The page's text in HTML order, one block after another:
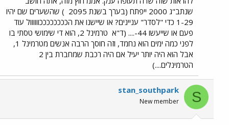
שנתב"ג 2000 ייפתח (בערך בשנת 2095
) שהשערים שם יהיו
1-29 כדי "לסדר" עניינים? או שיישנו את הככככככככוווווול עוד
פעם או שייעשו 44-.... (ד"א
טרמינל 2, הוא די שימושי טסתי בו
לפני כמה ימים הוא נחמד, וזה חוסך הרבה אנשים מטרמינל 1,
אבל הוא היה יותר יעיל אם היה רכבת שמחברת בין 2
הטרמינלים....)
S
stan_southpark
New member